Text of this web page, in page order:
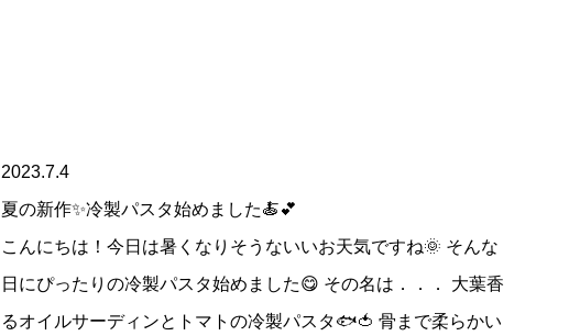
2023.7.4
夏の新作✨冷製パスタ始めました🍝💕
こんにちは！今日は暑くなりそうないいお天気ですね🌞 そんな
日にぴったりの冷製パスタ始めました😋 その名は．．． 大葉香
るオイルサーディンとトマトの冷製パスタ🐟🍅 骨まで柔らかい